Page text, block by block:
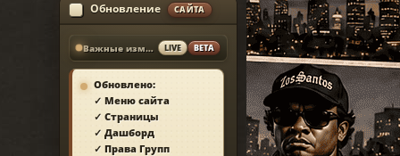
Обновление САЙТА
Важные изменения LIVE BETA
Обновлено:
✓ Меню сайта
✓ Страницы
✓ Дашборд
✓ Права Групп